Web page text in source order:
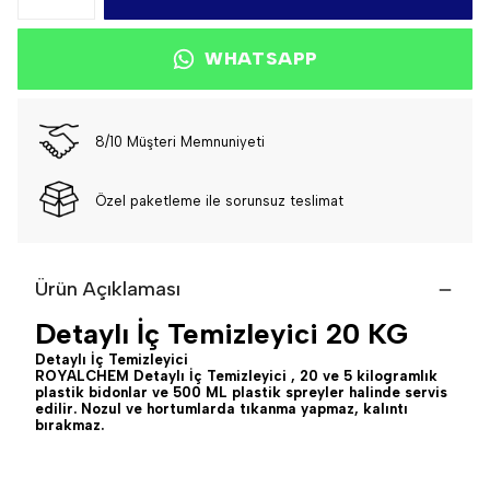
WHATSAPP
8/10 Müşteri Memnuniyeti
Özel paketleme ile sorunsuz teslimat
Ürün Açıklaması
Detaylı İç Temizleyici 20 KG
Detaylı İç Temizleyici
ROYALCHEM Detaylı İç Temizleyici , 20 ve 5 kilogramlık
plastik bidonlar ve 500 ML plastik spreyler halinde servis
edilir. Nozul ve hortumlarda tıkanma yapmaz, kalıntı
bırakmaz.